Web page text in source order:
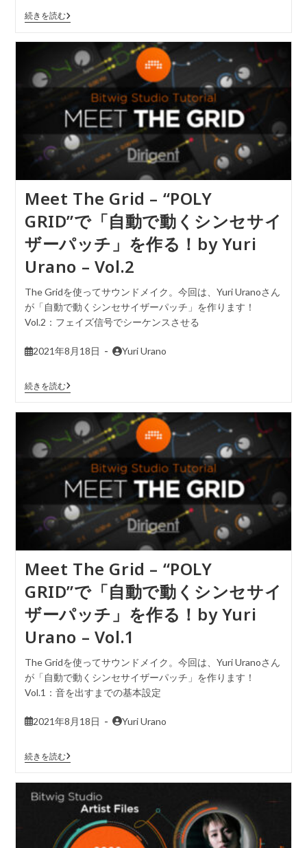
続きを読む
Meet The Grid – “POLY
GRID”で「自動で動くシンセサイ
ザーパッチ」を作る！by Yuri
Urano – Vol.2
The Gridを使ってサウンドメイク。今回は、Yuri Uranoさん
が「自動で動くシンセサイザーパッチ」を作ります！
Vol.2：フェイズ信号でシーケンスさせる
2021年8月18日 Yuri Urano
続きを読む
Meet The Grid – “POLY
GRID”で「自動で動くシンセサイ
ザーパッチ」を作る！by Yuri
Urano – Vol.1
The Gridを使ってサウンドメイク。今回は、Yuri Uranoさん
が「自動で動くシンセサイザーパッチ」を作ります！
Vol.1：音を出すまでの基本設定
2021年8月18日 Yuri Urano
続きを読む